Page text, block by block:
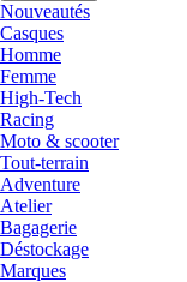
Nouveautés
Casques
Homme
Femme
High-Tech
Racing
Moto & scooter
Tout-terrain
Adventure
Atelier
Bagagerie
Déstockage
Marques